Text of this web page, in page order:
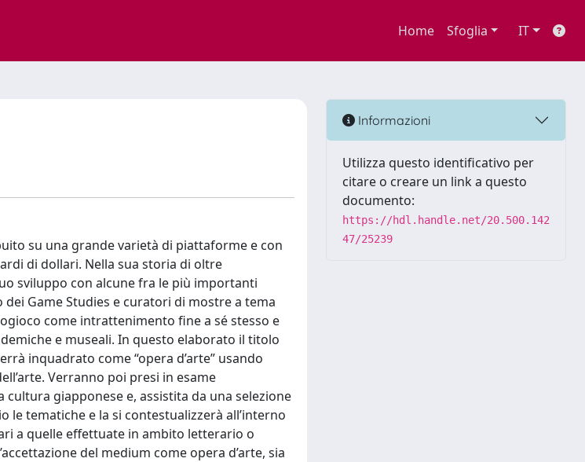
Home Sfoglia IT
su una grande varietà di piattaforme e con
di dollari. Nella sua storia di oltre
sviluppo con alcune fra le più importanti
Game Studies e curatori di mostre a tema
come intrattenimento fine a sé stesso e
e museali. In questo elaborato il titolo
inquadrato come “opera d’arte” usando
Verranno poi presi in esame
giapponese e, assistita da una selezione
tematiche e la si contestualizzerà all’interno
a quelle effettuate in ambito letterario o
del medium come opera d’arte, sia
Informazioni
Utilizza questo identificativo per
citare o creare un link a questo
documento:
https://hdl.handle.net/20.500.142
47/25239